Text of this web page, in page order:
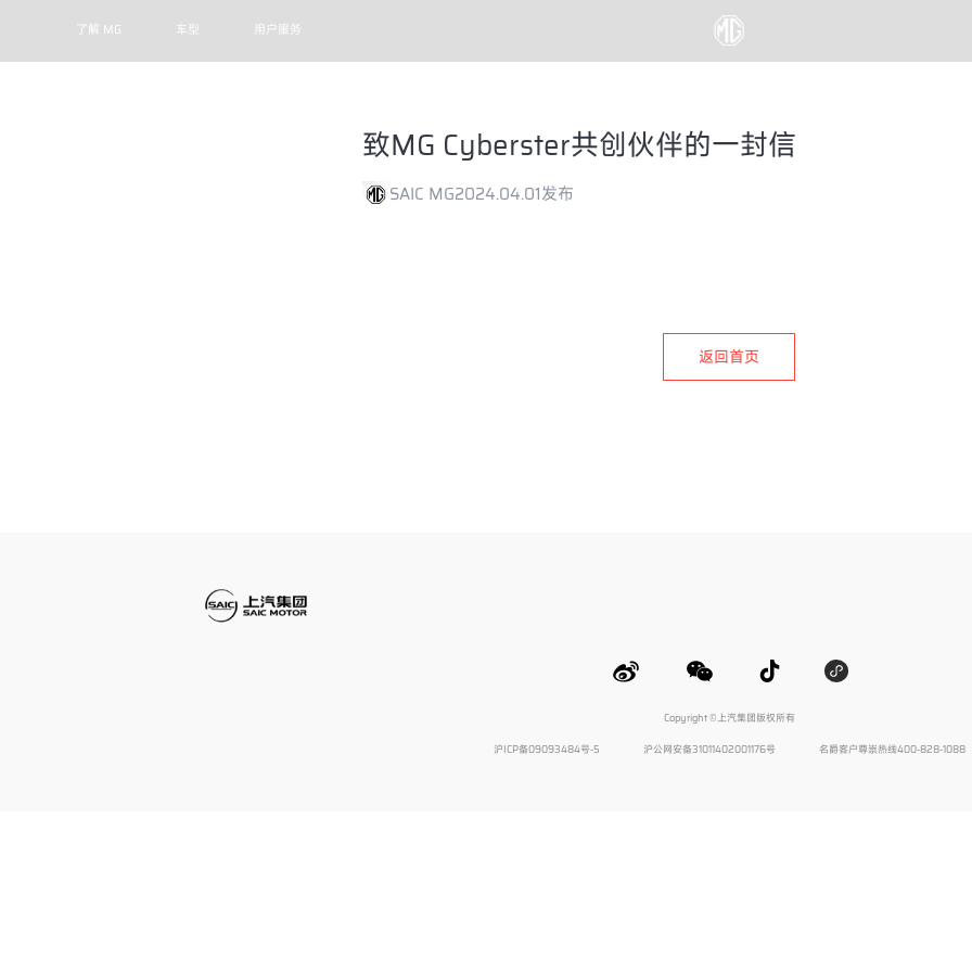
了解 MG 车型 用户服务
致MG Cyberster共创伙伴的一封信
SAIC MG2024.04.01发布
返回首页
Copyright ©上汽集团版权所有
沪ICP备09093484号-5 沪公网安备31011402001176号 名爵客户尊崇热线400-828-1088